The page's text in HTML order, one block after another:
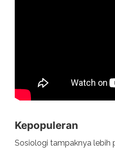
Kepopuleran
Sosiologi tampaknya lebih